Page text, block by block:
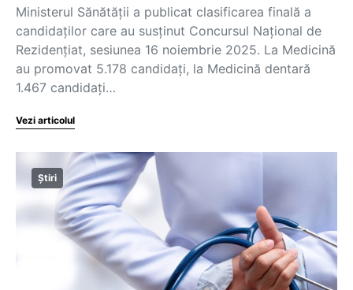
Ministerul Sănătății a publicat clasificarea finală a
candidaților care au susținut Concursul Național de
Rezidențiat, sesiunea 16 noiembrie 2025. La Medicină
au promovat 5.178 candidați, la Medicină dentară
1.467 candidați…
Vezi articolul
Știri